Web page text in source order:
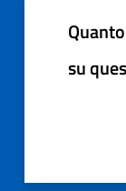
su